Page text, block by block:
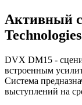
Активный
DVX DM15 -
встроенным
Система
выступлений на